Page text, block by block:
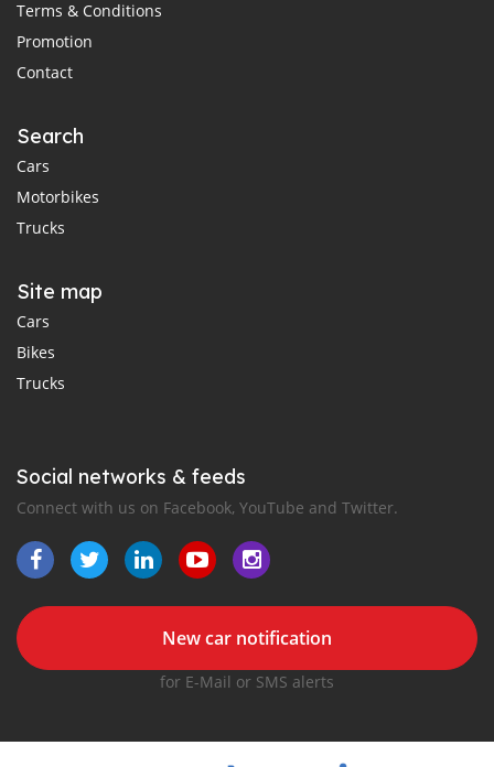
Terms & Conditions
Promotion
Contact
Search
Cars
Motorbikes
Trucks
Site map
Cars
Bikes
Trucks
Social networks & feeds
Connect with us on Facebook, YouTube and Twitter.
New car notification
for E-Mail or SMS alerts